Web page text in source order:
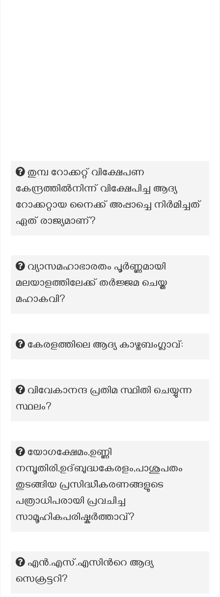
തുമ്പ റോക്കറ്റ് വിക്ഷേപണ
കേന്ദ്രത്തിൽനിന്ന് വിക്ഷേപിച്ച ആദ്യ
റോക്കറ്റായ നൈക്ക് അപ്പാച്ചെ നിർമിച്ചത്
ഏത് രാജ്യമാണ്?
വ്യാസമഹാഭാരതം പൂര്‍ണ്ണമായി
മലയാളത്തിലേക്ക് തര്‍ജ്ജമ ചെയ്ത
മഹാകവി?
കേരളത്തിലെ ആദ്യ കാഴ്ചബംഗ്ലാവ്:
വിവേകാനന്ദ പ്രതിമ സ്ഥിതി ചെയ്യുന്ന
സ്ഥലം?
യോഗക്ഷേമം,ഉണ്ണി
നമ്പൂതിരി,ഉദ്ബുദ്ധകേരളം,പാശുപതം
തുടങ്ങിയ പ്രസിദ്ധീകരണങ്ങളുടെ
പത്രാധിപരായി പ്രവചിച്ച
സാമൂഹികപരിഷ്കർത്താവ്?
എന്‍.എസ്.എസിന്‍റെ ആദ്യ
സെക്രട്ടറി?